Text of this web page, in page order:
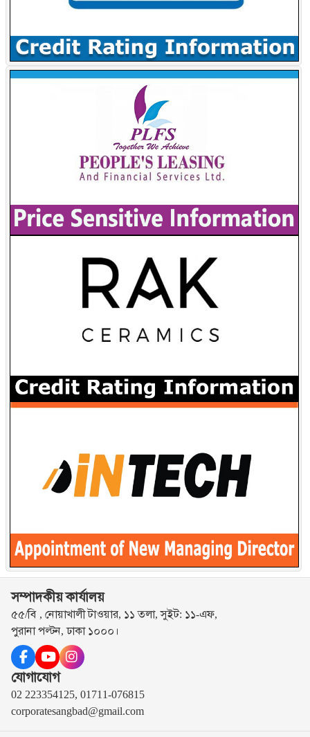
সম্পাদকীয় কার্যালয়
৫৫/বি , নোয়াখালী টাওয়ার, ১১ তলা, সুইট: ১১-এফ,
পুরানা পল্টন, ঢাকা ১০০০।
যোগাযোগ
02 223354125, 01711-076815
corporatesangbad@gmail.com